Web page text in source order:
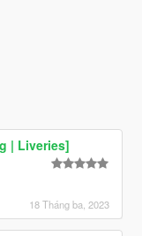
| Liveries]
18 Tháng ba, 2023